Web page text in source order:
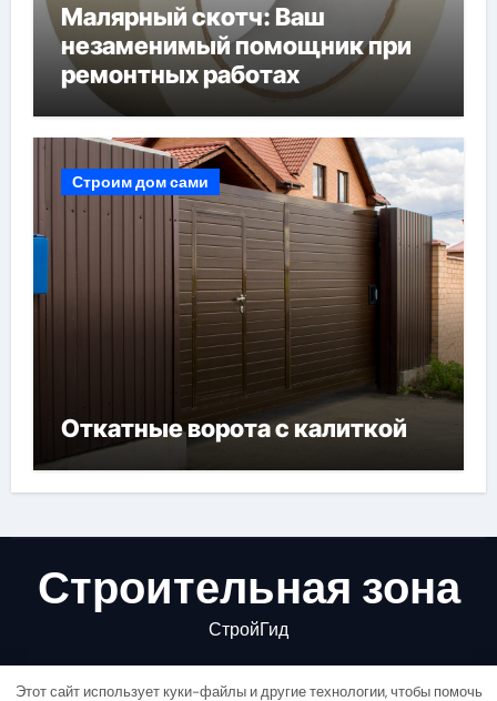
Малярный скотч: Ваш
незаменимый помощник при
ремонтных работах
Строим дом сами
Откатные ворота с калиткой
Строительная зона
СтройГид
Этот сайт использует куки-файлы и другие технологии, чтобы помочь